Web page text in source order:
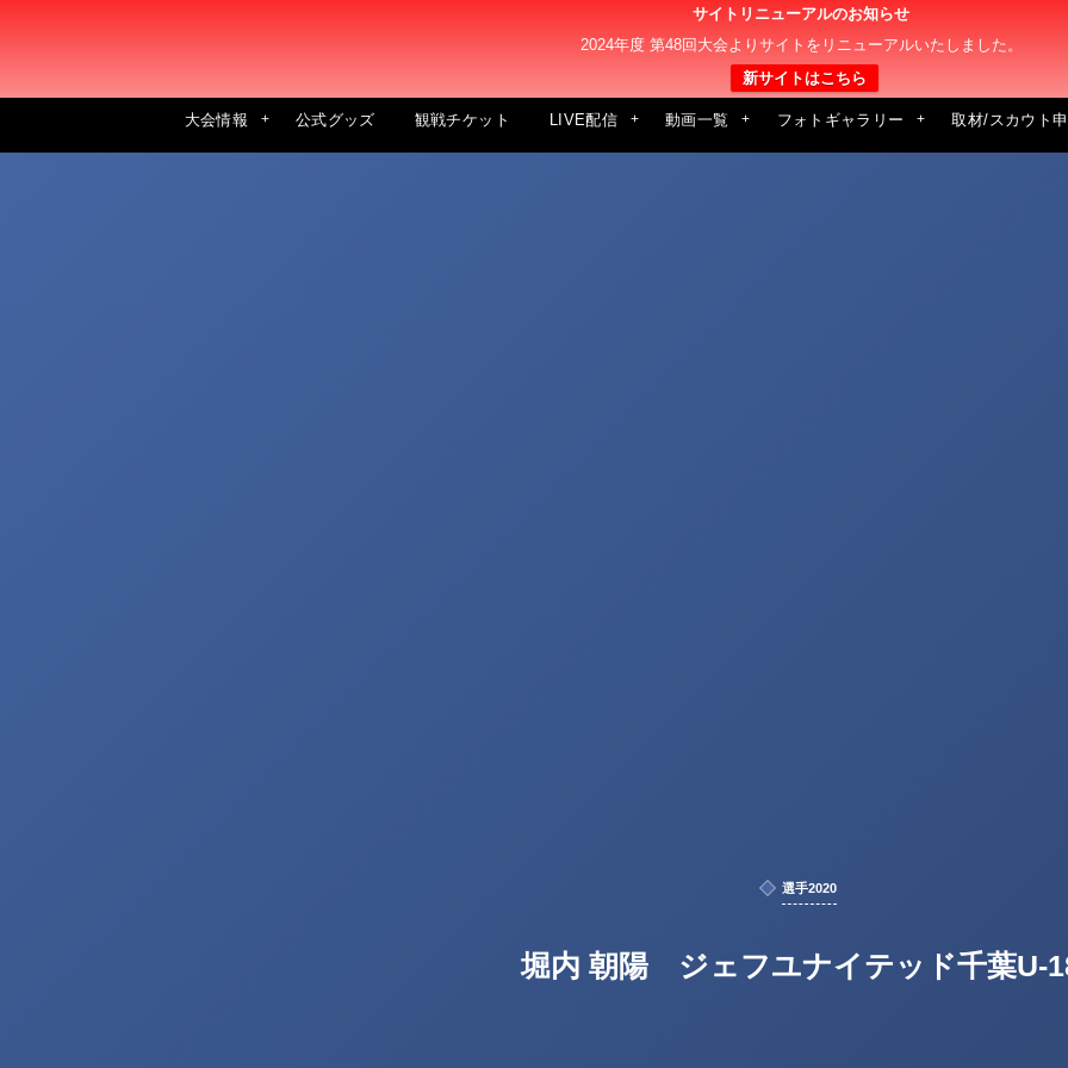
サイトリニューアルのお知らせ
2024年度 第48回大会よりサイトをリニューアルいたしました。
新サイトはこちら
大会情報 公式グッズ 観戦チケット LIVE配信 動画一覧 フォトギャラリー 取材/スカウト
選手2020
堀内 朝陽 ジェフユナイテッド千葉U-